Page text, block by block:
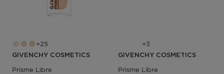
25
GIVENCHY COSMETICS
Prisme Libre
3
GIVENCHY COSMETICS
Prisme Libre